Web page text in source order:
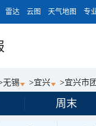
雷达 云图 天气地图 专
无锡 >宜兴 >宜兴市
周末